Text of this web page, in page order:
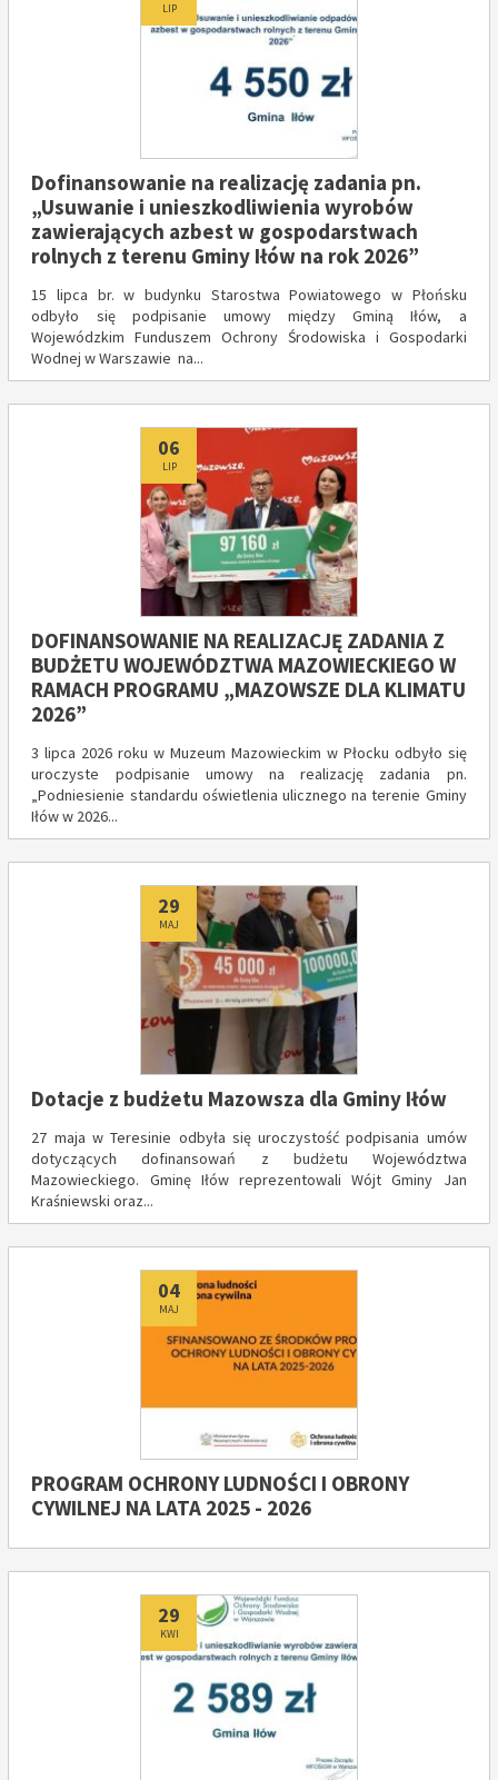
LIP
Dofinansowanie na realizację zadania pn.
„Usuwanie i unieszkodliwienia wyrobów
zawierających azbest w gospodarstwach
rolnych z terenu Gminy Iłów na rok 2026”
15 lipca br. w budynku Starostwa Powiatowego w Płońsku
odbyło się podpisanie umowy między Gminą Iłów, a
Wojewódzkim Funduszem Ochrony Środowiska i Gospodarki
Wodnej w Warszawie na...
Dodano
06
LIP
DOFINANSOWANIE NA REALIZACJĘ ZADANIA Z
BUDŻETU WOJEWÓDZTWA MAZOWIECKIEGO W
RAMACH PROGRAMU „MAZOWSZE DLA KLIMATU
2026”
3 lipca 2026 roku w Muzeum Mazowieckim w Płocku odbyło się
uroczyste podpisanie umowy na realizację zadania pn.
„Podniesienie standardu oświetlenia ulicznego na terenie Gminy
Iłów w 2026...
Dodano
29
MAJ
Dotacje z budżetu Mazowsza dla Gminy Iłów
27 maja w Teresinie odbyła się uroczystość podpisania umów
dotyczących dofinansowań z budżetu Województwa
Mazowieckiego. Gminę Iłów reprezentowali Wójt Gminy Jan
Kraśniewski oraz...
Dodano
04
MAJ
PROGRAM OCHRONY LUDNOŚCI I OBRONY
CYWILNEJ NA LATA 2025 - 2026
Dodano
29
KWI